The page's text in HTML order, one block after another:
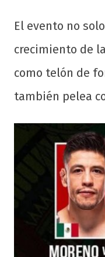
El evento no
crecimiento de
como telón de
también pelea